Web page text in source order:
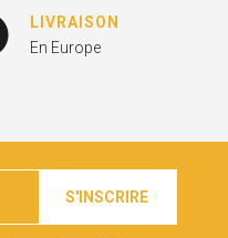
LIVRAISON
En Europe
S'INSCRIRE